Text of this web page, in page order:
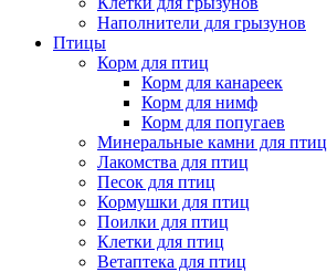
Наполнители для грызунов
Птицы
Корм для птиц
Корм для канареек
Корм для нимф
Корм для попугаев
Минеральные камни для птиц
Лакомства для птиц
Песок для птиц
Кормушки для птиц
Поилки для птиц
Клетки для птиц
Ветаптека для птиц